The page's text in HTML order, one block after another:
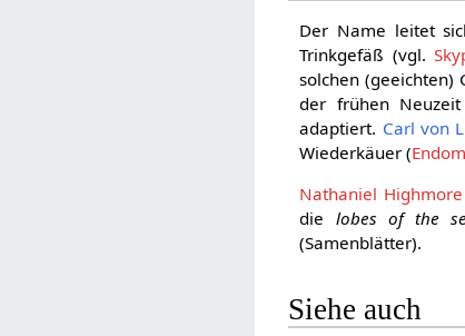
Der Name leitet
Trinkgefäß (vgl.
solchen (geeichten)
der frühen Neuzeit
adaptiert. Carl von
Wiederkäuer (
Nathaniel Highmore
die lobes of the
(Samenblätter).
Siehe auch